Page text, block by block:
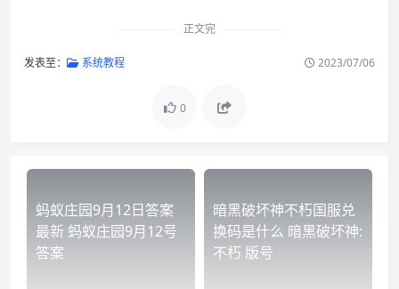
正文完
发表至： 系统教程 2023/07/06
0
蚂蚁庄园9月12日答案
最新 蚂蚁庄园9月12号
答案
暗黑破坏神不朽国服兑
换码是什么 暗黑破坏神:
不朽 版号